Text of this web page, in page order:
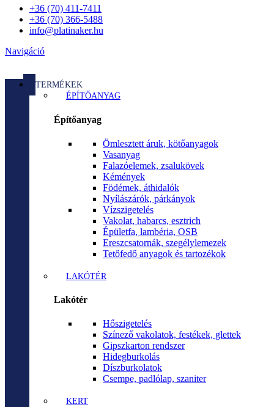
+36 (70) 411-7411
+36 (70) 366-5488
info@platinaker.hu
Navigáció
TERMÉKEK
ÉPÍTŐANYAG
Építőanyag
Ömlesztett áruk, kötőanyagok
Vasanyag
Falazóelemek, zsalukövek
Kémények
Födémek, áthidalók
Nyílászárók, párkányok
Vízszigetelés
Vakolat, habarcs, esztrich
Épületfa, lambéria, OSB
Ereszcsatornák, szegélylemezek
Tetőfedő anyagok és tartozékok
LAKÓTÉR
Lakótér
Hőszigetelés
Színező vakolatok, festékek, glettek
Gipszkarton rendszer
Hidegburkolás
Díszburkolatok
Csempe, padlólap, szaniter
KERT